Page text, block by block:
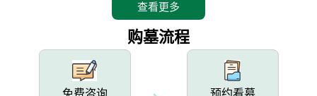
查看更多
购墓流程
免费咨询 预约看墓